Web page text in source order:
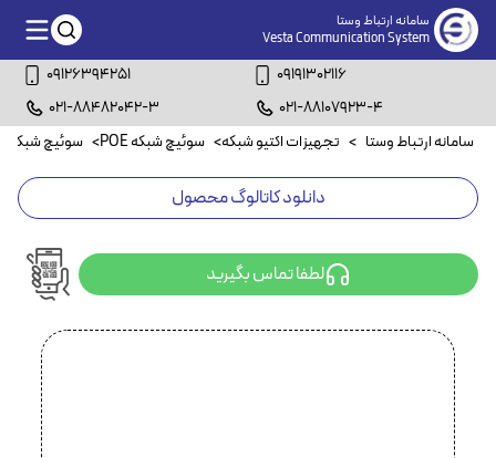
سامانه ارتباط وستا
Vesta Communication System
09126394251
09191302116
021-88482042-3
021-88107923-4
سامانه ارتباط وستا > تجهیزات اکتیو شبکه> سوئیچ شبکه POE > سوئیچ شبکه ۲۴ پورت POE
دانلود کاتالوگ محصول
لطفا تماس بگیرید